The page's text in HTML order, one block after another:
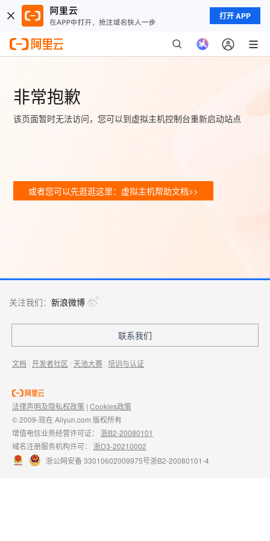
打开 APP
非常抱歉
该页面暂时无法访问，您可以到虚拟主机控制台重新启动站点
或者您可以先逛逛这里：虚拟主机帮助文档>>